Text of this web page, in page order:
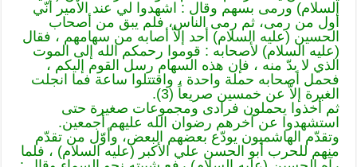
السلام) ورمى بسهم وقال : اشهدوا لي عند الأمير أنّي
أول من رمى، ثم رمى الناس، فلم يبق من أصحاب
الحسين (عليه السلام) أحد إلاّ أصابه من سهامهم ، فقال
(عليه السلام) لأصحابه : قوموا رحمكم الله إلى الموت
الذي لا بدّ منه ، فإن هذه السهام رسل القوم إليكم ،
فحمل أصحابه حملة واحدة ، واقتتلوا ساعة فما انجلت
الغبرة إلاّ عن خمسين صريعاً (3).
ثم أخذوا يحملون فرادى ومجموعات صغيرة حتى
استشهدوا عن آخرهم رضوان الله عليهم أجمعين.
وتقدّم الهاشميون يودّع بعضهم البعض، وأوّل من تقدّم
منهم للحرب أبو الحسن علي الأكبر (عليه السلام) ، فلما